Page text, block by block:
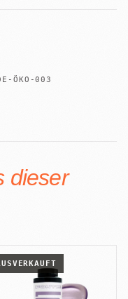
ÖKO-003
dieser